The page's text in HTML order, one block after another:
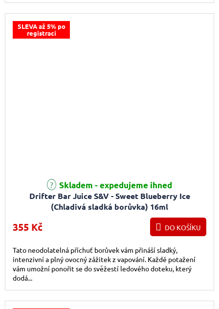
SLEVA až 5% po
registraci
Drifter Bar Juice S&V - Sweet Blueberry Ice
(Chladivá sladká borůvka) 16ml
Skladem - expedujeme ihned
355 Kč DO KOŠÍKU
Tato neodolatelná příchuť borůvek vám přináší sladký,
intenzivní a plný ovocný zážitek z vapování. Každé potažení
vám umožní ponořit se do svěžestí ledového doteku, který
dodá...